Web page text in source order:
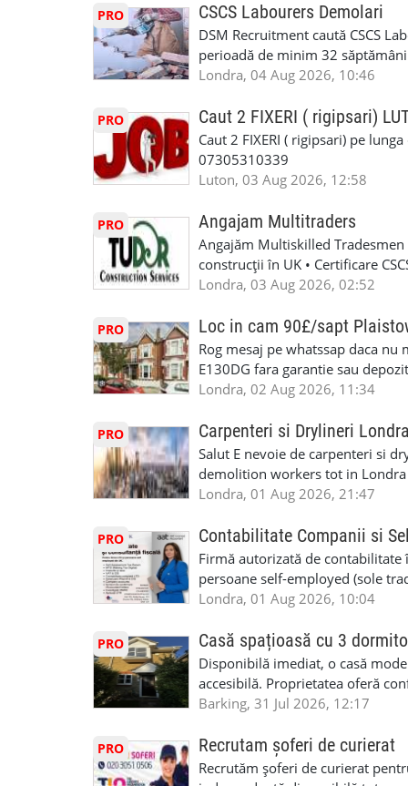
oferta pe care sa o folositi la
WhatsApp: +44 7467 838 881
numele, experienta si data la
link-ul de jos. Sanatate si mult
INSTALLATION LIMITED
PRO CSCS Labourers Demolari
DSM Recruitment caută CSCS
perioadă de minim 32
oferă ore suplimentare și
informații, contactați-ne la: 📞
Londra, 04 Aug 2026, 10:46
PRO Caut 2 FIXERI ( rigipsari)
Caut 2 FIXERI ( rigipsari) pe
07305310339
Luton, 03 Aug 2026, 12:58
PRO Angajam Multitraders
Angajăm Multiskilled
construcții în UK • Certificare
specializate (căutăm
interioare • Permis de
(reprezintă un avantaj
performanță • £200 – £250 pe
posibilități reale de avansare •
oră pauză de masă) •
Londra, 03 Aug 2026, 02:52
PRO Loc in cam 90£/sapt
Rog mesaj pe whatssap daca nu
E130DG fara garantie sau
fiecare pat beneficiaza de dulap
saptaminal fara garantie sau
de 1/sapt) -tel- 07440366084
Londra, 02 Aug 2026, 11:34
PRO Carpenteri si Drylineri Londra
Salut E nevoie de carpenteri si
demolition workers tot in
Londra, 01 Aug 2026, 21:47
PRO Contabilitate Companii si
Firmă autorizată de contabilitate
persoane self-employed (sole
închiriate (landlords) Serviciile
HMRC: PAYE / VAT / CIS ✔
Consultanță fiscală ✔ Declarații
Corporation Tax ✔ Company
planuri ✔ Cash-flow și previziuni
serviciile noastre? ✔ Suntem
ca tax agents ✔ Suntem
Service Provider), astfel putem
Londra, 01 Aug 2026, 10:04
PRO Casă spațioasă cu 3
Disponibilă imediat, o casă
accesibilă. Proprietatea oferă
sau pentru persoane care caută
disponibilă Locuință recent
facilități locale Condiții:
Barking, 31 Jul 2026, 12:17
PRO Recrutam șoferi de curierat
Recrutăm șoferi de curierat